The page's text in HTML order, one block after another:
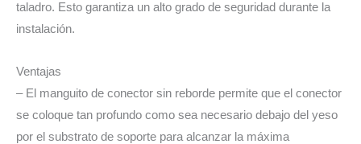
taladro. Esto garantiza un alto grado de seguridad durante la
instalación.
Ventajas
– El manguito de conector sin reborde permite que el conector
se coloque tan profundo como sea necesario debajo del yeso
por el substrato de soporte para alcanzar la máxima